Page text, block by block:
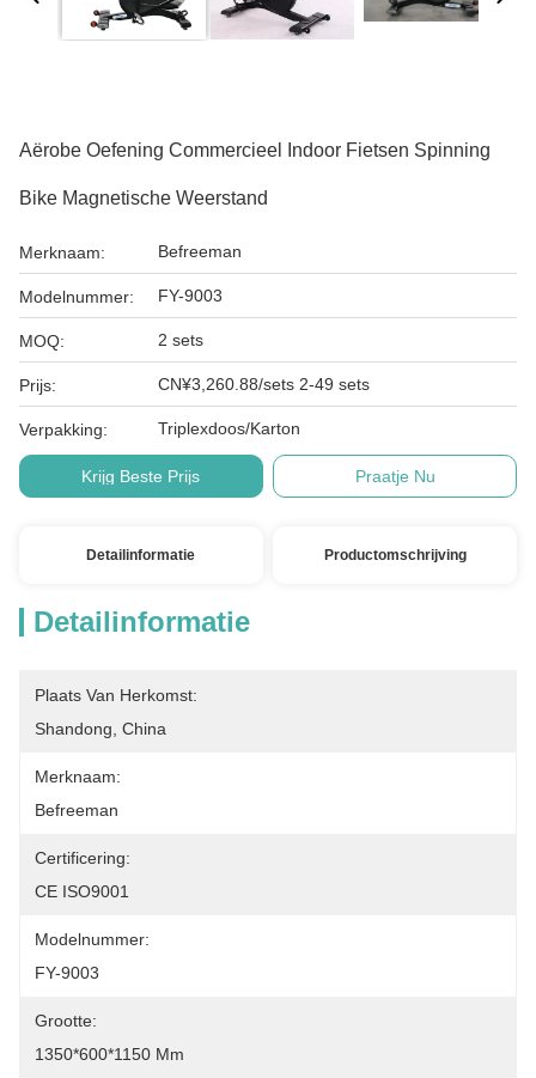
Aërobe Oefening Commercieel Indoor Fietsen Spinning
Bike Magnetische Weerstand
Merknaam: Befreeman
Modelnummer: FY-9003
MOQ: 2 sets
Prijs: CN¥3,260.88/sets 2-49 sets
Verpakking: Triplexdoos/Karton
Krijg Beste Prijs Praatje Nu
Detailinformatie Productomschrijving
Detailinformatie
Plaats Van Herkomst:
Shandong, China
Merknaam:
Befreeman
Certificering:
CE ISO9001
Modelnummer:
FY-9003
Grootte:
1350*600*1150 Mm